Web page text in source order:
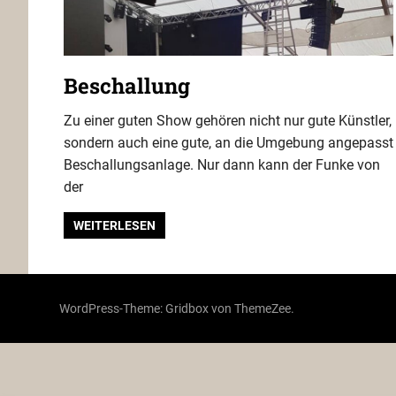
Beschallung
Zu einer guten Show gehören nicht nur gute Künstler,
sondern auch eine gute, an die Umgebung angepasst
Beschallungsanlage. Nur dann kann der Funke von
der
WEITERLESEN
WordPress-Theme: Gridbox von ThemeZee.